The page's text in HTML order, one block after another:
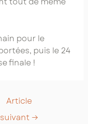
pour le
puis le 24
finale !
Article
suivant →